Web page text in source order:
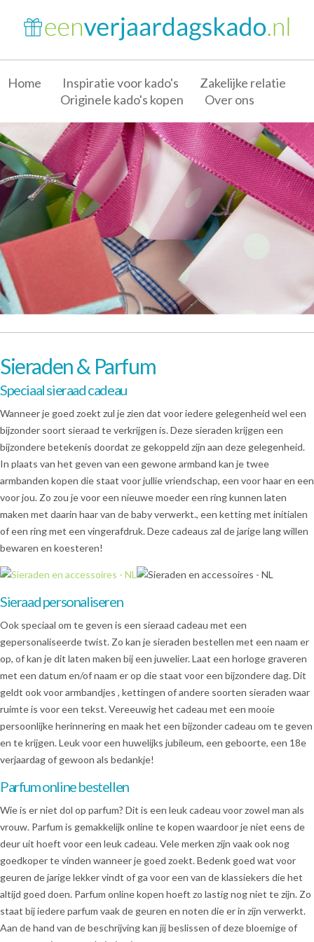
Home Inspiratie voor kado's
Zakelijke relatie
Originele kado's kopen
Over ons
Sieraden & Parfum
Speciaal sieraad cadeau
Wanneer je goed zoekt zul je zien dat voor iedere gelegenheid wel een
bijzonder soort sieraad te verkrijgen is. Deze sieraden krijgen een
bijzondere betekenis doordat ze gekoppeld zijn aan deze gelegenheid.
In plaats van het geven van een gewone armband kan je twee
armbanden kopen die staat voor jullie vriendschap, een voor haar en een
voor jou. Zo zou je voor een nieuwe moeder een ring kunnen laten
maken met daarin haar van de baby verwerkt., een ketting met initialen
of een ring met een vingerafdruk. Deze cadeaus zal de jarige lang willen
bewaren en koesteren!
Sieraad personaliseren
Ook speciaal om te geven is een sieraad cadeau met een
gepersonaliseerde twist. Zo kan je sieraden bestellen met een naam er
op, of kan je dit laten maken bij een juwelier. Laat een horloge graveren
met een datum en/of naam er op die staat voor een bijzondere dag. Dit
geldt ook voor armbandjes , kettingen of andere soorten sieraden waar
ruimte is voor een tekst. Vereeuwig het cadeau met een mooie
persoonlijke herinnering en maak het een bijzonder cadeau om te geven
en te krijgen. Leuk voor een huwelijks jubileum, een geboorte, een 18e
verjaardag of gewoon als bedankje!
Parfum online bestellen
Wie is er niet dol op parfum? Dit is een leuk cadeau voor zowel man als
vrouw. Parfum is gemakkelijk online te kopen waardoor je niet eens de
deur uit hoeft voor een leuk cadeau. Vele merken zijn vaak ook nog
goedkoper te vinden wanneer je goed zoekt. Bedenk goed wat voor
geuren de jarige lekker vindt of ga voor een van de klassiekers die het
altijd goed doen. Parfum online kopen hoeft zo lastig nog niet te zijn. Zo
staat bij iedere parfum vaak de geuren en noten die er in zijn verwerkt.
Aan de hand van de beschrijving kan jij beslissen of deze bloemige of